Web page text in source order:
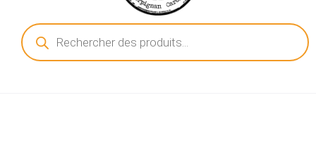
Recherche
de
produits